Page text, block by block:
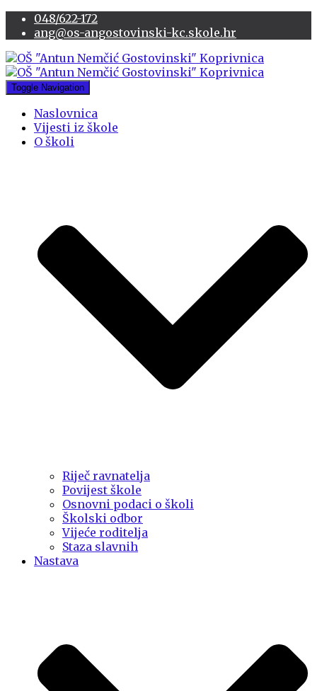
048/622-172
ang@os-angostovinski-kc.skole.hr
Toggle Navigation
Naslovnica
Vijesti iz škole
O školi
Riječ ravnatelja
Povijest škole
Osnovni podaci o školi
Školski odbor
Vijeće roditelja
Staza slavnih
Nastava